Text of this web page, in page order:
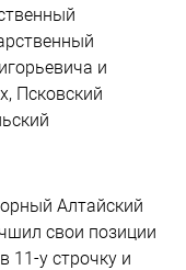
и
Псковский
Алтайский
свои позиции
11-у строчку и